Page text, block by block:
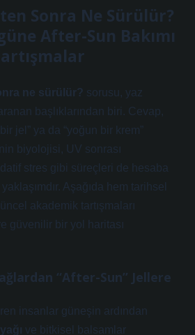
Sonra Ne Sürülür?
After-Sun Bakımı
ne sürülür? sorusu, yaz
başlıklarından biri. Cevap,
jel” ya da “yoğun bir krem”
biyolojisi, UV sonrası
stres gibi süreçleri de hesaba
Aşağıda hem tarihsel
akademik tartışmaları
güvenilir bir yol haritası
“After-Sun” Jellere
insanlar güneşin ardından
ve bitkisel balsamlar